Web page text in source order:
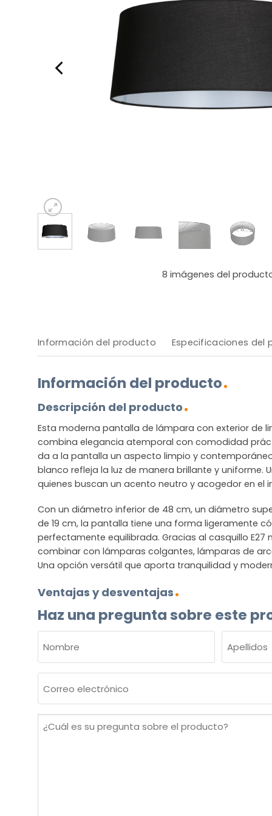
8 imágenes del
Información del producto Especificaciones del
Información del producto
Descripción del producto
Esta moderna pantalla de lámpara con exterior de
combina elegancia atemporal con comodidad
da a la pantalla un aspecto limpio y
blanco refleja la luz de manera brillante y uniforme.
quienes buscan un acento neutro y acogedor en el
Con un diámetro inferior de 48 cm, un diámetro
de 19 cm, la pantalla tiene una forma ligeramente
perfectamente equilibrada. Gracias al casquillo E27
combinar con lámparas colgantes, lámparas de
Una opción versátil que aporta tranquilidad y
Ventajas y desventajas
Haz una pregunta sobre este
(OBLIGATORIO)
Nombre Apellidos
electrónico
¿Cuál